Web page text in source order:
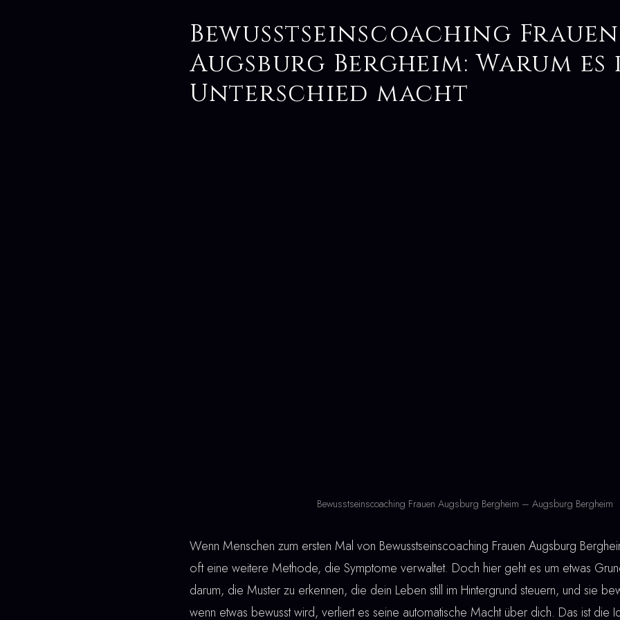
Bewusstseinscoaching Frauen
Augsburg Bergheim: Warum es
Unterschied macht
Bewusstseinscoaching Frauen Augsburg Bergheim – Augsburg Bergheim
Wenn Menschen zum ersten Mal von Bewusstseinscoaching Frauen Augsburg
oft eine weitere Methode, die Symptome verwaltet. Doch hier geht es um etwas
darum, die Muster zu erkennen, die dein Leben still im Hintergrund steuern, und sie
wenn etwas bewusst wird, verliert es seine automatische Macht über dich. Das ist die